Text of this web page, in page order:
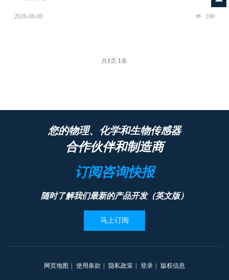
100
2026-06-09
共1页 1条
您的物理、化学和生物传感器
合作伙伴和制造商
订阅咨询快报
随时了解我们最新的产品开发（英文版）
马上订阅
网页地图 使用条款 隐私政策 登录 版权信息